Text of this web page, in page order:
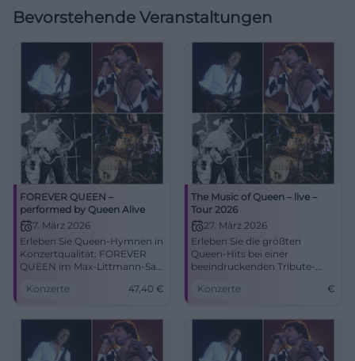
Bevorstehende Veranstaltungen
FOREVER QUEEN –
performed by Queen Alive
7. März 2026
Erleben Sie Queen-Hymnen in
Konzertqualität: FOREVER
QUEEN im Max-Littmann-Saal
07.03.2026, 20:00 Uhr, ab
druckvoller Sound – jetzt
Tickets sichern! #QueenAlive
Konzerte 47,40 €
The Music of Queen – live –
Tour 2026
27. März 2026
Erleben Sie die größten
Queen-Hits bei einer
beeindruckenden Tribute-
unvergessliche Nacht für
Konzerte €